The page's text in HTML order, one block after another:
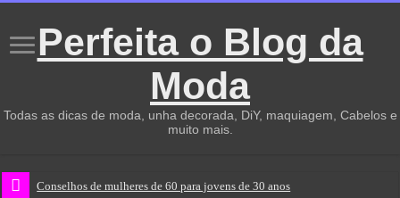
Perfeita o Blog da
Moda
Todas as dicas de moda, unha decorada, DiY, maquiagem, Cabelos e
muito mais.
Conselhos de mulheres de 60 para jovens de 30 anos